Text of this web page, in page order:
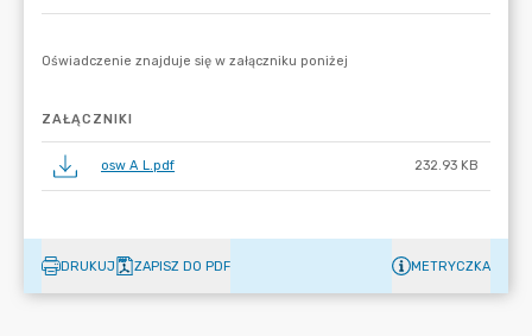
ZAŁĄCZNIKI
osw A L.pdf 232.93 KB
DRUKUJ ZAPISZ DO PDF METRYCZKA